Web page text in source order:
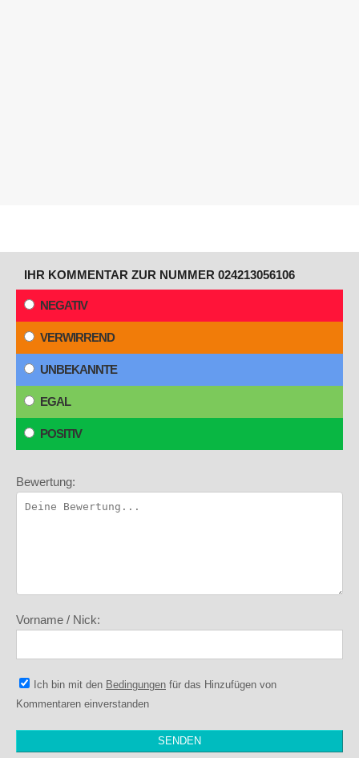
IHR KOMMENTAR ZUR NUMMER 024213056106
NEGATIV
VERWIRREND
UNBEKANNTE
EGAL
POSITIV
Bewertung:
Vorname / Nick:
Ich bin mit den Bedingungen für das Hinzufügen von
Kommentaren einverstanden